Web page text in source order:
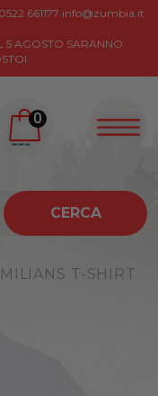
0522 661177 info@zumbia.it
5 AGOSTO SARANNO
CERCA
0
T-SHIRT